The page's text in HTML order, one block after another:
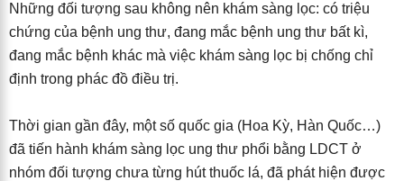
Những đối tượng sau không nên khám sàng lọc: có triệu
chứng của bệnh ung thư, đang mắc bệnh ung thư bất kì,
đang mắc bệnh khác mà việc khám sàng lọc bị chống chỉ
định trong phác đồ điều trị.
Thời gian gần đây, một số quốc gia (Hoa Kỳ, Hàn Quốc…)
đã tiến hành khám sàng lọc ung thư phổi bằng LDCT ở
nhóm đối tượng chưa từng hút thuốc lá, đã phát hiện được